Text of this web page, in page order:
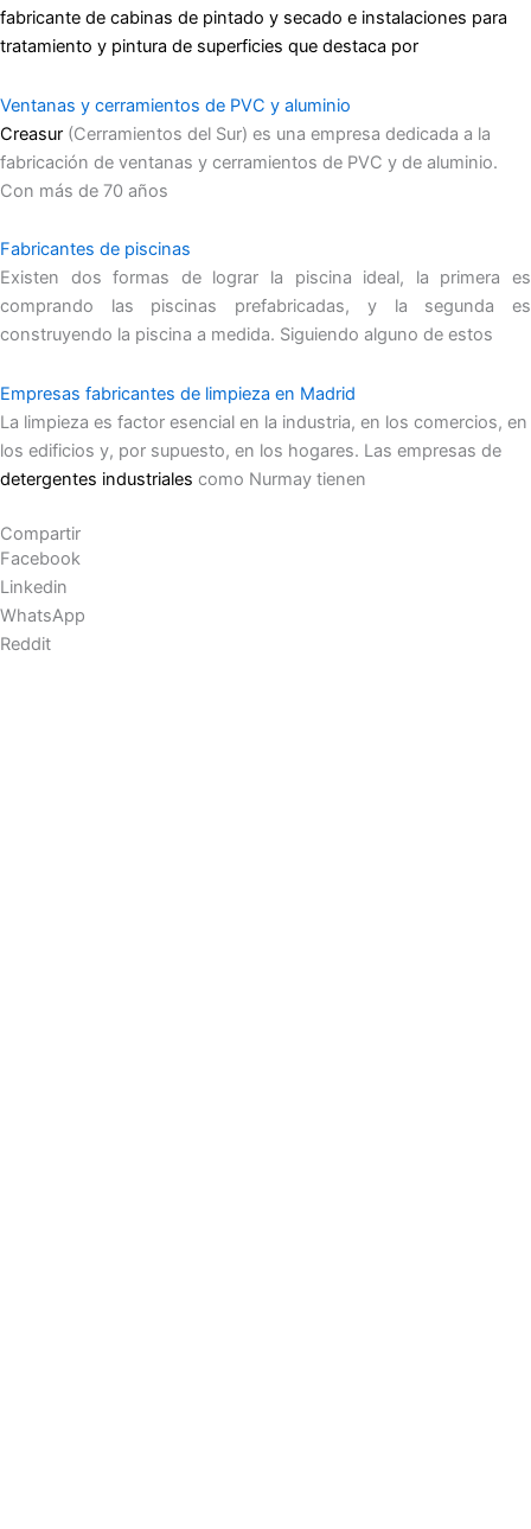
fabricante de cabinas de pintado y secado e instalaciones para
tratamiento y pintura de superficies que destaca por
Ventanas y cerramientos de PVC y aluminio
Creasur (Cerramientos del Sur) es una empresa dedicada a la
fabricación de ventanas y cerramientos de PVC y de aluminio.
Con más de 70 años
Fabricantes de piscinas
Existen dos formas de lograr la piscina ideal, la primera es
comprando las piscinas prefabricadas, y la segunda es
construyendo la piscina a medida. Siguiendo alguno de estos
Empresas fabricantes de limpieza en Madrid
La limpieza es factor esencial en la industria, en los comercios, en
los edificios y, por supuesto, en los hogares. Las empresas de
detergentes industriales como Nurmay tienen
Compartir
Facebook
Linkedin
WhatsApp
Reddit